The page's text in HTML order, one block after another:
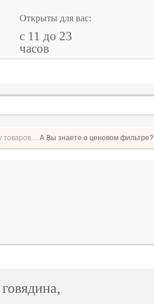
Открыты для вас:
с 11 до 23
часов
товаров.... А Вы знаете о ценовом фильтре?